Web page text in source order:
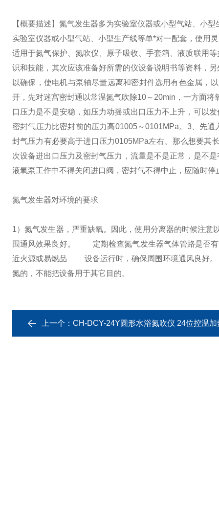
【概要描述】氮气发生器多为实验室仪器或小型气站、小
实验室仪器或小型气站、小型生产线等单*对一配套，使用
适用于氮气保护、氮吹仪、原子吸收、手套箱、液质联用
识和技能，其次应该准备好所需的仪设备说明书等资料，
以确保，使电机与泵轴尽量远离和密封件选用有色金属，
开，先对迷宫密封通以常温氮气吹除10～20min，一方面
口压力是不是安稳，如压力动摇或出口压力不上升，可以
密封气压力比密封前的压力高01005～0101MPa。 3、先通
封气压力有必要高于进口压力0105MPa左右。 那么想要其
次设备进出口压力及密封气压力，流量是不是正常，是不
液氧泵工作中不得关闭进口阀，密封气不得中止，应随时停
氮气发生器对环境的要求
1）氮气发生器，严重缺氧。因此，使用分离器的时候注意
围通风效果良好。
定期检查氮气发生器气体管路是否有
近火源或易燃品 设备运行时，确保周围环境通风良好。
氮的，不能把设备用于其它目的。
上一个： CH-DCY-24Y圆形水浴氮吹仪 24位控温加